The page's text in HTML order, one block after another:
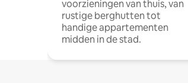
voorzieningen van thuis, van
rustige berghutten tot
handige appartementen
midden in de stad.